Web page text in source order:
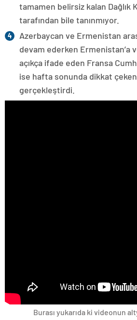
tamamen belirsiz kalan Dağlık
tarafından bile tanınmıyor.
Azerbaycan ve Ermenistan
devam ederken Ermenistan’a
açıkça ifade eden Fransa
ise hafta sonunda dikkat
gerçekleştirdi.
Burası yukarıda ki videonun